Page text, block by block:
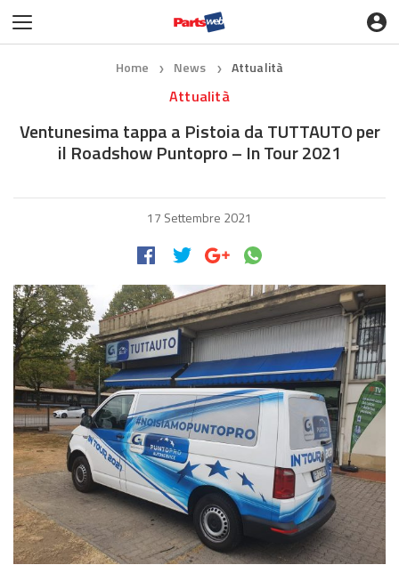
Home ❯ News ❯ Attualità
Attualità
Ventunesima tappa a Pistoia da TUTTAUTO per
il Roadshow Puntopro – In Tour 2021
17 Settembre 2021